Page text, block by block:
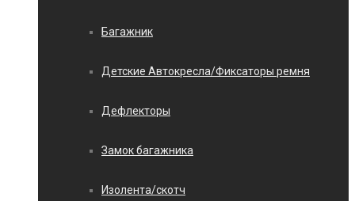
Багажник
Детские Автокресла/Фиксаторы ремня
Дефлекторы
Замок багажника
Изолента/скотч